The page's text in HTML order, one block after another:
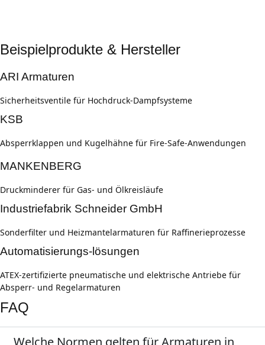
Beispielprodukte & Hersteller
ARI Armaturen
Sicherheitsventile für Hochdruck-Dampfsysteme
KSB
Absperrklappen und Kugelhähne für Fire-Safe-Anwendungen
MANKENBERG
Druckminderer für Gas- und Ölkreisläufe
Industriefabrik Schneider GmbH
Sonderfilter und Heizmantelarmaturen für Raffinerieprozesse
Automatisierungs-lösungen
ATEX-zertifizierte pneumatische und elektrische Antriebe für
Absperr- und Regelarmaturen
FAQ
Welche Normen gelten für Armaturen in